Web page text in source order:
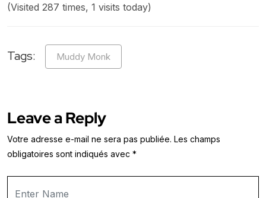
(Visited 287 times, 1 visits today)
Tags: Muddy Monk
Leave a Reply
Votre adresse e-mail ne sera pas publiée. Les champs
obligatoires sont indiqués avec *